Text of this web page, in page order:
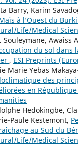
Barry, Karim
à l’Ouest du
Life/Medical
Souleymane, Awaiss
du sol dans
, ESI Preprints
Marie Yebas
des
en
Hedokingbe,
Paule Kestemont,
au Sud du
Life/Medical